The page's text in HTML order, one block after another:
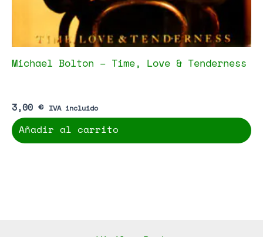
Michael Bolton – Time, Love & Tenderness
3,00 € IVA incluido
Añadir al carrito